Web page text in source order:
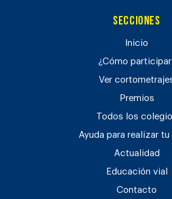
Secciones
Inicio
¿Cómo
Ver
Premios
Todos los
Ayuda para realizar tu
Actualidad
Educación vial
Contacto